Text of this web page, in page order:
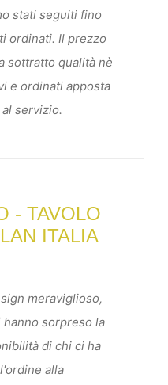
stati seguiti fino
ordinati. Il prezzo
sottratto qualità nè
e ordinati apposta
servizio.
- TAVOLO
ITALIA
meraviglioso,
hanno sorpreso la
di chi ci ha
alla